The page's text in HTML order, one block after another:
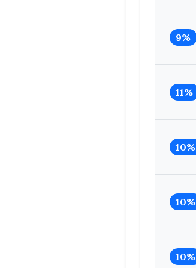
9%
11%
10%
10%
10%